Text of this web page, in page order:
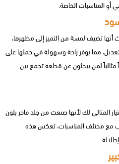
أو المناسبات الخاصة.
أنها تضيف لمسة من التميز إلى مظهرها،
مما يوفر راحة وسهولة في حملها على
مثالياً لمن يبحثون عن قطعة تجمع بين
المثالي لك لأنها صنعت من جلد فاخر بلون
مع مختلف المناسبات، تعكس هذه